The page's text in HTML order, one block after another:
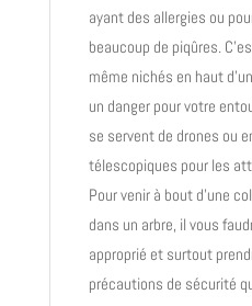
ayant des allergies ou
beaucoup de piqûres.
même nichés en haut
un danger pour votre
se servent de drones ou
télescopiques pour les
Pour venir à bout d’une
dans un arbre, il vous
approprié et surtout
précautions de sécurité